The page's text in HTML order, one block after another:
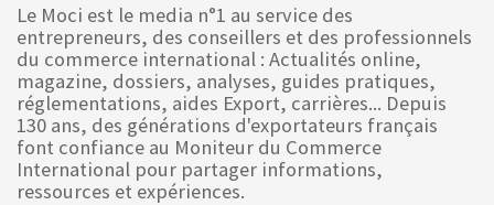
Le Moci est le media n°1 au service des
entrepreneurs, des conseillers et des professionnels
du commerce international : Actualités online,
magazine, dossiers, analyses, guides pratiques,
réglementations, aides Export, carrières... Depuis
130 ans, des générations d'exportateurs français
font confiance au Moniteur du Commerce
International pour partager informations,
ressources et expériences.